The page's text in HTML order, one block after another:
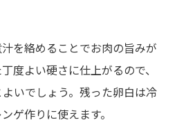
を絡めることでお肉の旨みが
度よい硬さに仕上がるので、
いでしょう。残った卵白は冷
ゲ作りに使えます。